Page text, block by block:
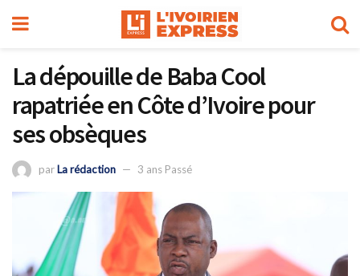
La dépouille de Baba Cool
rapatriée en Côte d’Ivoire pour
ses obsèques
parLa rédaction 3 ans Passé